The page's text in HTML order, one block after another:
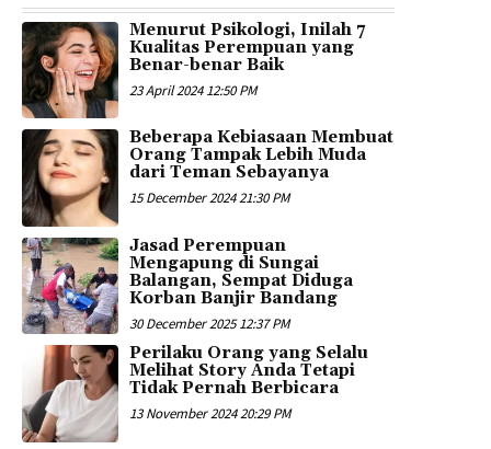
Menurut Psikologi, Inilah 7
Kualitas Perempuan yang
Benar-benar Baik
23 April 2024 12:50 PM
Beberapa Kebiasaan Membuat
Orang Tampak Lebih Muda
dari Teman Sebayanya
15 December 2024 21:30 PM
Jasad Perempuan
Mengapung di Sungai
Balangan, Sempat Diduga
Korban Banjir Bandang
30 December 2025 12:37 PM
Perilaku Orang yang Selalu
Melihat Story Anda Tetapi
Tidak Pernah Berbicara
13 November 2024 20:29 PM